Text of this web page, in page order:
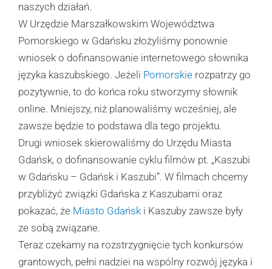
naszych działań.
W Urzędzie Marszałkowskim Województwa
Pomorskiego w Gdańsku złożyliśmy ponownie
wniosek o dofinansowanie internetowego słownika
języka kaszubskiego. Jeżeli Pomorskie rozpatrzy go
pozytywnie, to do końca roku stworzymy słownik
online. Mniejszy, niż planowaliśmy wcześniej, ale
zawsze będzie to podstawa dla tego projektu.
Drugi wniosek skierowaliśmy do Urzędu Miasta
Gdańsk, o dofinansowanie cyklu filmów pt. „Kaszubi
w Gdańsku – Gdańsk i Kaszubi”. W filmach chcemy
przybliżyć związki Gdańska z Kaszubami oraz
pokazać, że Miasto Gdańsk i Kaszuby zawsze były
ze sobą związane.
Teraz czekamy na rozstrzygnięcie tych konkursów
grantowych, pełni nadziei na wspólny rozwój języka i